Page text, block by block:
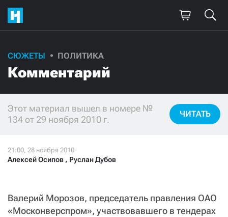
СЮЖЕТЫ ПОЛИТИКА
Комментарий
Этот материал вышел в номере №
134 от 29 ноября 2010 г.
ЧИТАТЬ
Алексей Осипов , Руслан Дубов
Валерий Морозов, председатель правления ОАО
«Москонверспром», участвовавшего в тендерах